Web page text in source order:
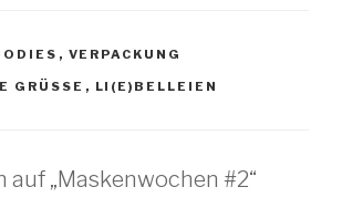
, VERPACKUNG
GRÜSSE , LI(E)BELLEIEN
„Maskenwochen #2“